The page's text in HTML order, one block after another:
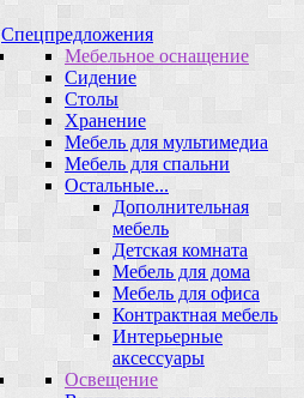
Спецпредложения
Мебельное оснащение
Сидение
Столы
Хранение
Мебель для мультимедиа
Мебель для спальни
Остальные...
Дополнительная
мебель
Детская комната
Мебель для дома
Мебель для офиса
Контрактная мебель
Интерьерные
аксессуары
Освещение